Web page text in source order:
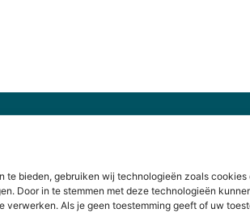
te bieden, gebruiken wij technologieën zoals
Door in te stemmen met deze technologieën
verwerken. Als je geen toestemming geeft of uw
Levering en retourneren
Garantie